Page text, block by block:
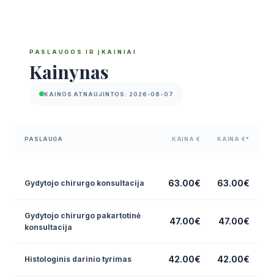
PASLAUGOS IR ĮKAINIAI
Kainynas
KAINOS ATNAUJINTOS: 2026-08-07
PASLAUGA KAINA € KAINA €*
Gydytojo chirurgo konsultacija 63.00€ 63.00€
Gydytojo chirurgo pakartotinė
konsultacija
47.00€ 47.00€
Histologinis darinio tyrimas 42.00€ 42.00€